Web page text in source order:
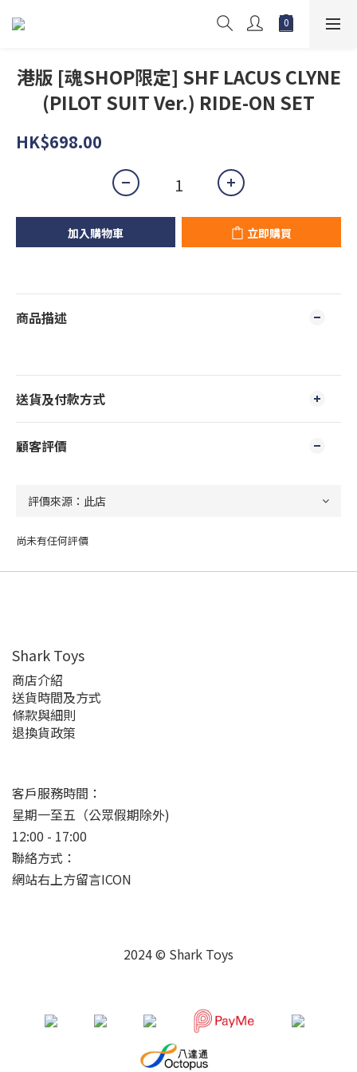
港版 [魂SHOP限定] SHF LACUS CLYNE
(PILOT SUIT Ver.) RIDE-ON SET
HK$698.00
加入購物車 立即購買
商品描述
送貨及付款方式
顧客評價
尚未有任何評價
Shark Toys
商店介紹
送貨時間及方式
條款與細則
退換貨政策
客戶服務時間：
星期一至五（公眾假期除外)
12:00 - 17:00
聯絡方式：
網站右上方留言ICON
2024 © Shark Toys